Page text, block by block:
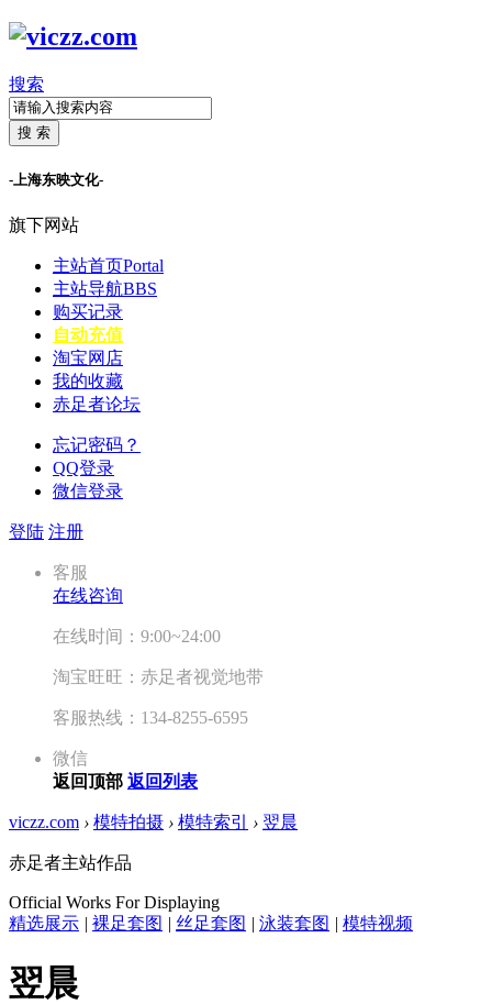
搜索
搜 索
-上海东映文化-
旗下网站
主站首页Portal
主站导航BBS
购买记录
自动充值
淘宝网店
我的收藏
赤足者论坛
忘记密码？
QQ登录
微信登录
登陆 注册
客服
在线咨询
在线时间：9:00~24:00
淘宝旺旺：赤足者视觉地带
客服热线：134-8255-6595
微信
返回顶部 返回列表
viczz.com › 模特拍摄 › 模特索引 › 翌晨
赤足者主站作品
Official Works For Displaying
精选展示 | 裸足套图 | 丝足套图 | 泳装套图 | 模特视频
翌晨